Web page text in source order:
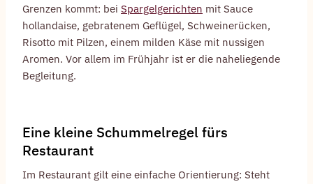
Grenzen kommt: bei Spargelgerichten mit Sauce
hollandaise, gebratenem Geflügel, Schweinerücken,
Risotto mit Pilzen, einem milden Käse mit nussigen
Aromen. Vor allem im Frühjahr ist er die naheliegende
Begleitung.
Eine kleine Schummelregel fürs
Restaurant
Im Restaurant gilt eine einfache Orientierung: Steht